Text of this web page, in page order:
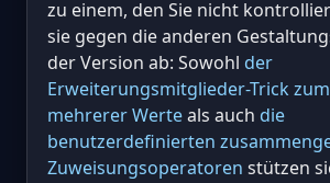
zu einem, den Sie nicht
sie gegen die anderen
der Version ab: Sowohl der
Erweiterungsmitglieder-Trick
mehrerer Werteals auch die
benutzerdefinierten
Zuweisungsoperatoren stützen